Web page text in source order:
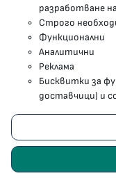
Карта на сайта
Бисквитки
Условия за
Поверителност
2023 - 2026 ©
разработване
Строго
Функционални
Аналитични
Реклама
Бисквитки за
доставчици) и